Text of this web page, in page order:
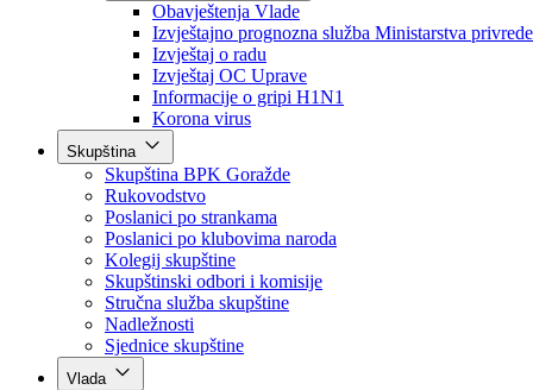
Obavještenja Vlade
Izvještajno prognozna služba Ministarstva privrede
Izvještaj o radu
Izvještaj OC Uprave
Informacije o gripi H1N1
Korona virus
Skupština
Skupština BPK Goražde
Rukovodstvo
Poslanici po strankama
Poslanici po klubovima naroda
Kolegij skupštine
Skupštinski odbori i komisije
Stručna služba skupštine
Nadležnosti
Sjednice skupštine
Vlada